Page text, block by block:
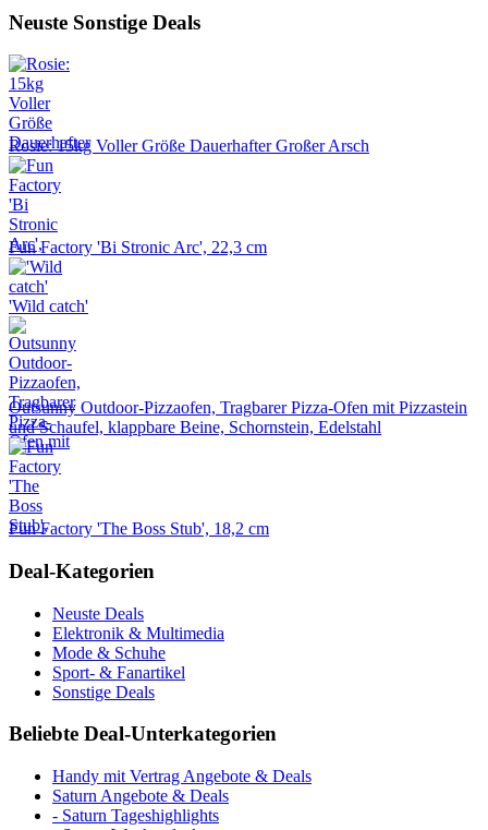
Neuste Sonstige Deals
Rosie: 15kg Voller Größe Dauerhafter Großer Arsch
Fun Factory 'Bi Stronic Arc', 22,3 cm
'Wild catch'
Outsunny Outdoor-Pizzaofen, Tragbarer Pizza-Ofen mit Pizzastein
und Schaufel, klappbare Beine, Schornstein, Edelstahl
Fun Factory 'The Boss Stub', 18,2 cm
Deal-Kategorien
Neuste Deals
Elektronik & Multimedia
Mode & Schuhe
Sport- & Fanartikel
Sonstige Deals
Beliebte Deal-Unterkategorien
Handy mit Vertrag Angebote & Deals
Saturn Angebote & Deals
- Saturn Tageshighlights